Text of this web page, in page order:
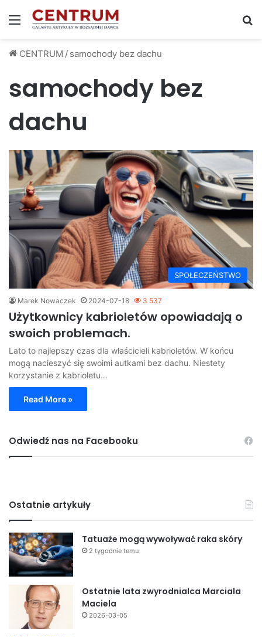
Menu
CENTRUM / samochody bez dachu
samochody bez
dachu
SPOŁECZEŃSTWO
Marek Nowaczek 2024-07-18 3 537
Użytkownicy kabrioletów opowiadają o
swoich problemach.
Lato to najlepszy czas dla właścicieli kabrioletów. W końcu
mogą nacieszyć się swoimi autkami bez dachu. Niestety
korzystanie z kabrioletu…
Read More »
Odwiedź nas na Facebooku
Ostatnie artykuły
Tatuaże mogą wywoływać raka skóry
2 tygodnie temu
Ostatnie lata zwyrodnialca Marciala
Maciela
2026-03-05